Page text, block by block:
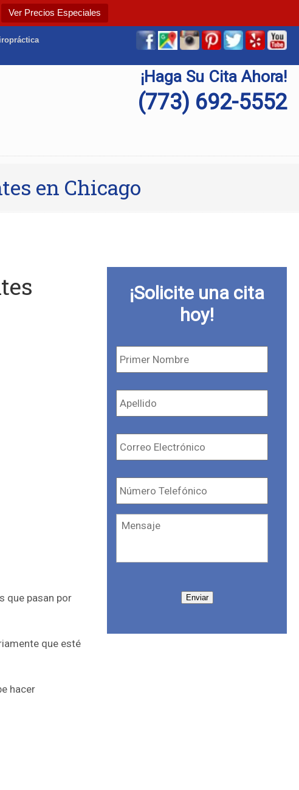
Ver Precios Especiales
¡Haga Su Cita Ahora!
(773) 692-5552
en Chicago
que pasan por
que esté
hacer
¡Solicite una cita
hoy!
Primer
Nombre *
Apellido *
Correo
Electrónico *
Número
Telefónico *
Mensaje
Enviar